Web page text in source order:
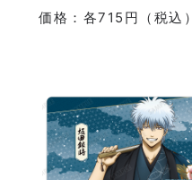
価格：各715円（税込）